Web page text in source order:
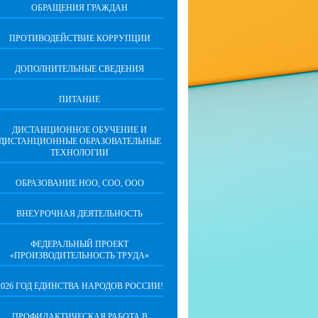
ОБРАЩЕНИЯ ГРАЖДАН
ПРОТИВОДЕЙСТВИЕ КОРРУПЦИИ
ДОПОЛНИТЕЛЬНЫЕ СВЕДЕНИЯ
ПИТАНИЕ
ДИСТАНЦИОННОЕ ОБУЧЕНИЕ И
ОБРАЗОВАТЕЛЬНЫЕ
ТЕХНОЛОГИИ
ОБРАЗОВАНИЕ НОО, СОО, ООО
ВНЕУРОЧНАЯ ДЕЯТЕЛЬНОСТЬ
ФЕДЕРАЛЬНЫЙ ПРОЕКТ
«ПРОИЗВОДИТЕЛЬНОСТЬ ТРУДА»
ГОД ЕДИНСТВА НАРОДОВ РОССИИ!